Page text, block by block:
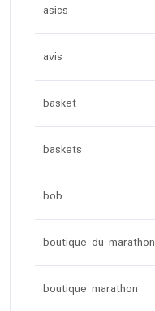
asics
avis
basket
baskets
bob
boutique du marathon
boutique marathon